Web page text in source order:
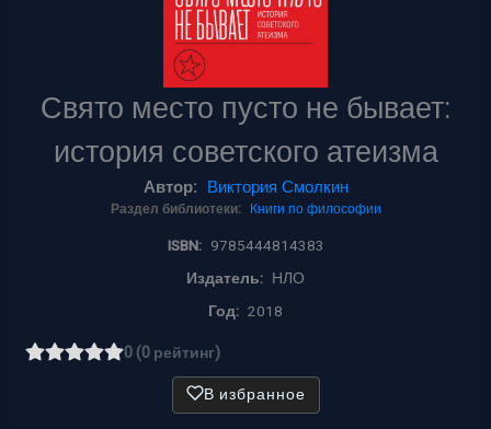
Свято место пусто не бывает:
история советского атеизма
Автор: Виктория Смолкин
Раздел библиотеки: Книги по философии
ISBN: 9785444814383
Издатель: НЛО
Год: 2018
0 (0 рейтинг)
В избранное